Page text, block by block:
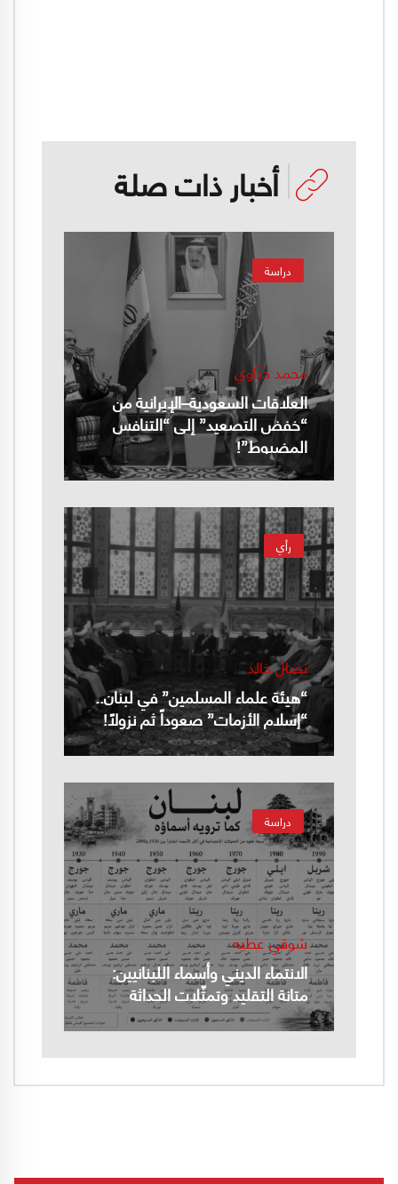
أخبار ذات صلة
دراسة
محمد حنّاوي
العلاقات السعودية–الإيرانية من
“خفض التصعيد” إلى “التنافس
المضبوط”!
رأي
نضال خالد
“هيئة علماء المسلمين” في لبنان..
“إسلام الأزمات” صعوداً ثم نزولاً!
دراسة
شوقي عطيه
الانتماء الديني وأسماء اللبنانيين:
متانة التقليد وتمثّلات الحداثة